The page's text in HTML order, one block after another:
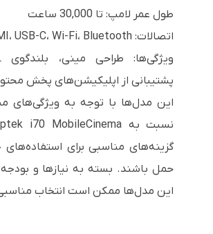
طول عمر لامپ: تا 30,000 ساعت
اتصالات: HDMI، USB-C، Wi-Fi، Bluetooth
پشتیبانی از اپلیکیشن‌های پخش
این مدل‌ها با توجه به ویژگی‌های
گزینه‌های مناسبی برای
حمل باشند. بسته به نیازها و بودجه
این مدل‌ها ممکن است انتخاب